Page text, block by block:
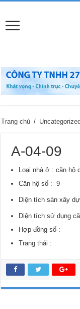
Trang chủ /
A-04-09
Loại nhà ở : căn hộ
Căn hộ
Diện tích sàn xây
Diện tích sử dụng
Hợp đồng số :
Trang thái :